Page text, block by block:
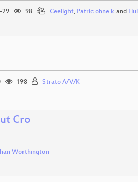
29 98 Ceelight, Patric ohne kand
198 Strato A/V/K
Cro
Worthington